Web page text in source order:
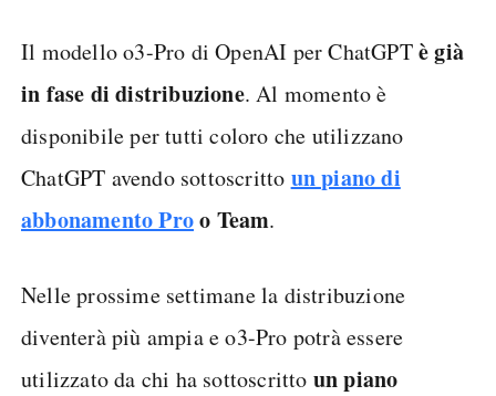
Il modello o3-Pro di OpenAI per ChatGPTè già
in fase di distribuzione. Al momento è
disponibile per tutti coloro che utilizzano
ChatGPT avendo sottoscritto un piano di
abbonamento Proo Team.
Nelle prossime settimane la distribuzione
diventerà più ampia e o3-Pro potrà essere
utilizzato da chi ha sottoscritto un piano